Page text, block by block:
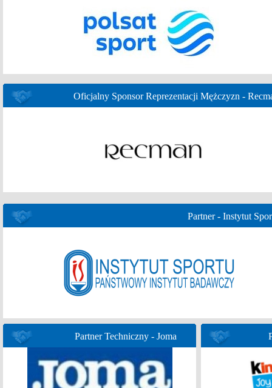
Oficjalny Sponsor Reprezentacji Mężczyzn -
Partner - Instytut
Partner Techniczny - Joma